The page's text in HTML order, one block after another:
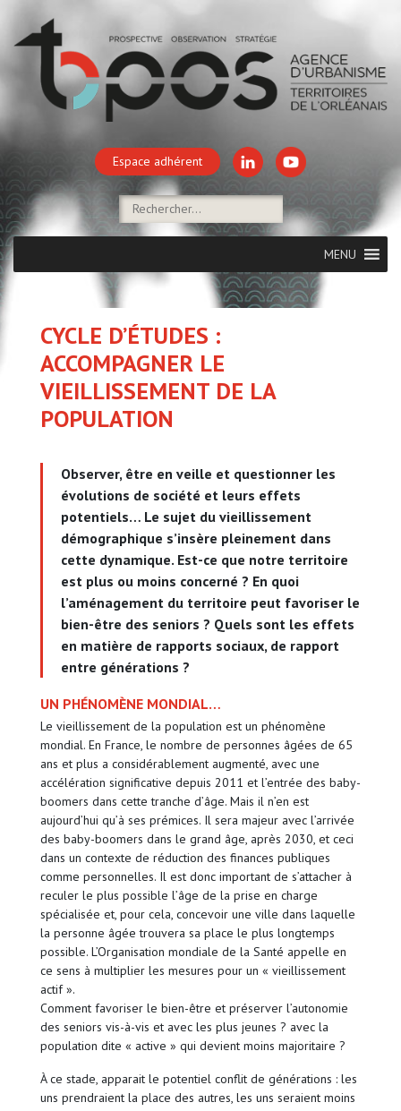
Espace adhérent
MENU
CYCLE D’ÉTUDES :
ACCOMPAGNER LE
VIEILLISSEMENT DE LA
POPULATION
Observer, être en veille et questionner les
évolutions de société et leurs effets
potentiels… Le sujet du vieillissement
démographique s’insère pleinement dans
cette dynamique. Est-ce que notre territoire
est plus ou moins concerné ? En quoi
l’aménagement du territoire peut favoriser le
bien-être des seniors ? Quels sont les effets
en matière de rapports sociaux, de rapport
entre générations ?
UN PHÉNOMÈNE MONDIAL…
Le vieillissement de la population est un phénomène
mondial. En France, le nombre de personnes âgées de 65
ans et plus a considérablement augmenté, avec une
accélération significative depuis 2011 et l’entrée des baby-
boomers dans cette tranche d’âge. Mais il n’en est
aujourd’hui qu’à ses prémices. Il sera majeur avec l’arrivée
des baby-boomers dans le grand âge, après 2030, et ceci
dans un contexte de réduction des finances publiques
comme personnelles. Il est donc important de s’attacher à
reculer le plus possible l’âge de la prise en charge
spécialisée et, pour cela, concevoir une ville dans laquelle
la personne âgée trouvera sa place le plus longtemps
possible. L’Organisation mondiale de la Santé appelle en
ce sens à multiplier les mesures pour un « vieillissement
actif ».
Comment favoriser le bien-être et préserver l’autonomie
des seniors vis-à-vis et avec les plus jeunes ? avec la
population dite « active » qui devient moins majoritaire ?
À ce stade, apparait le potentiel conflit de générations : les
uns prendraient la place des autres, les uns seraient moins